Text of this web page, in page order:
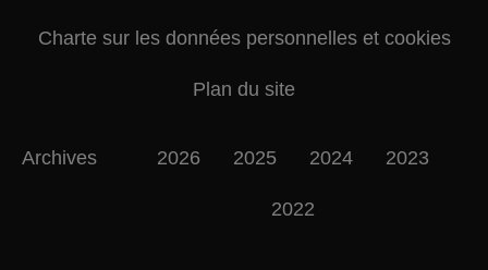
Charte sur les données personnelles et cookies
Plan du site
Archives 2026 2025 2024 2023
2022